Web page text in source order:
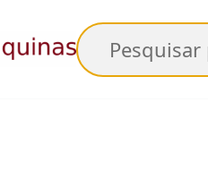
Pesquisar